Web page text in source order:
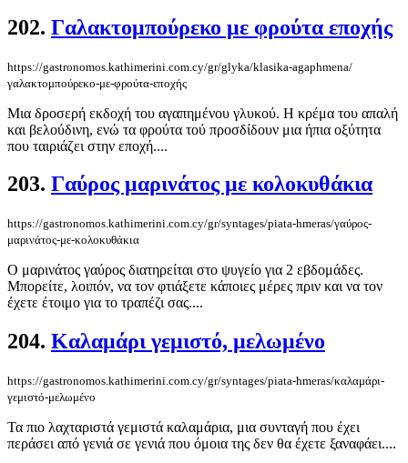
202. Γαλακτομπούρεκο με φρούτα εποχής
https://gastronomos.kathimerini.com.cy/gr/glyka/klasika-agaphmena/
γαλακτομπούρεκο-με-φρούτα-εποχής
Μια δροσερή εκδοχή του αγαπημένου γλυκού. Η κρέμα του απαλή
και βελούδινη, ενώ τα φρούτα τού προσδίδουν μια ήπια οξύτητα
που ταιριάζει στην εποχή....
203. Γαύρος μαρινάτος με κολοκυθάκια
https://gastronomos.kathimerini.com.cy/gr/syntages/piata-hmeras/γαύρος-
μαρινάτος-με-κολοκυθάκια
Ο μαρινάτος γαύρος διατηρείται στο ψυγείο για 2 εβδομάδες.
Μπορείτε, λοιπόν, να τον φτιάξετε κάποιες μέρες πριν και να τον
έχετε έτοιμο για το τραπέζι σας....
204. Καλαμάρι γεμιστό, μελωμένο
https://gastronomos.kathimerini.com.cy/gr/syntages/piata-hmeras/καλαμάρι-
γεμιστό-μελωμένο
Τα πιο λαχταριστά γεμιστά καλαμάρια, μια συνταγή που έχει
περάσει από γενιά σε γενιά που όμοια της δεν θα έχετε ξαναφάει....